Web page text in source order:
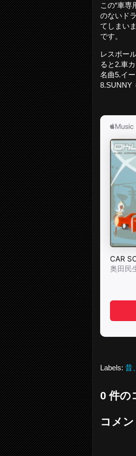
この“車
のないド
てしまい
です。
レスポー
ると2.車
名曲5.イ
8.SUNNY
Labels: 昔
0 件の
コメ